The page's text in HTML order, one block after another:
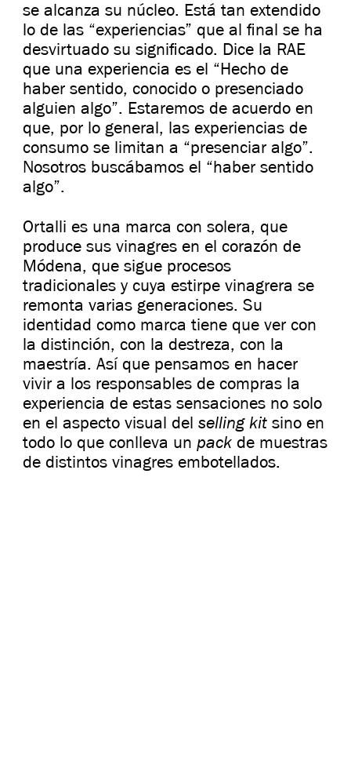
se alcanza su núcleo. Está tan extendido
lo de las “experiencias” que al final se ha
desvirtuado su significado. Dice la RAE
que una experiencia es el “Hecho de
haber sentido, conocido o presenciado
alguien algo”. Estaremos de acuerdo en
que, por lo general, las experiencias de
consumo se limitan a “presenciar algo”.
Nosotros buscábamos el “haber sentido
algo”.
Ortalli es una marca con solera, que
produce sus vinagres en el corazón de
Módena, que sigue procesos
tradicionales y cuya estirpe vinagrera se
remonta varias generaciones. Su
identidad como marca tiene que ver con
la distinción, con la destreza, con la
maestría. Así que pensamos en hacer
vivir a los responsables de compras la
experiencia de estas sensaciones no solo
en el aspecto visual del selling kit sino en
todo lo que conlleva un pack de muestras
de distintos vinagres embotellados.